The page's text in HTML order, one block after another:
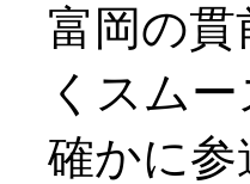
富岡の
くスム
確かに